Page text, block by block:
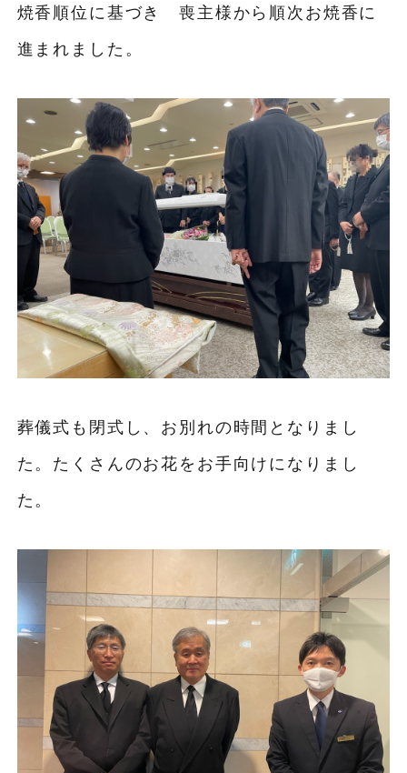
焼香順位に基づき 喪主様から順次お焼香に
進まれました。
葬儀式も閉式し、お別れの時間となりまし
た。たくさんのお花をお手向けになりまし
た。